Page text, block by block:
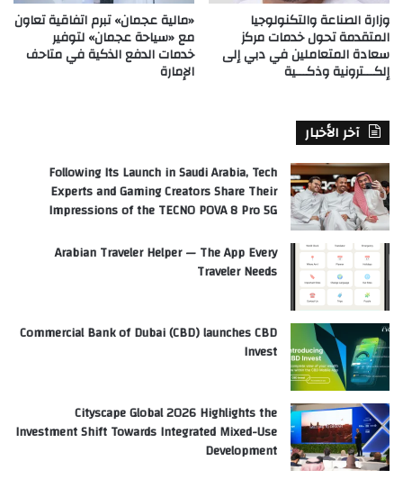
وزارة الصناعة والتكنولوجيا
المتقدمة تحول خدمات مركز
سعادة المتعاملين في دبي إلى
إلكـــترونية وذكـــية
«مالية عجمان» تبرم اتفاقية تعاون
مع «سياحة عجمان» لتوفير
خدمات الدفع الذكية في متاحف
الإمارة
آخر الأخبار
Following Its Launch in Saudi Arabia, Tech
Experts and Gaming Creators Share Their
Impressions of the TECNO POVA 8 Pro 5G
Arabian Traveler Helper — The App Every
Traveler Needs
Commercial Bank of Dubai (CBD) launches CBD
Invest
Cityscape Global 2026 Highlights the
Investment Shift Towards Integrated Mixed-Use
Development